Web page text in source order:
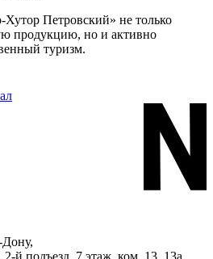
Хутор Петровский» не только
продукцию, но и активно
туризм.
Дону,